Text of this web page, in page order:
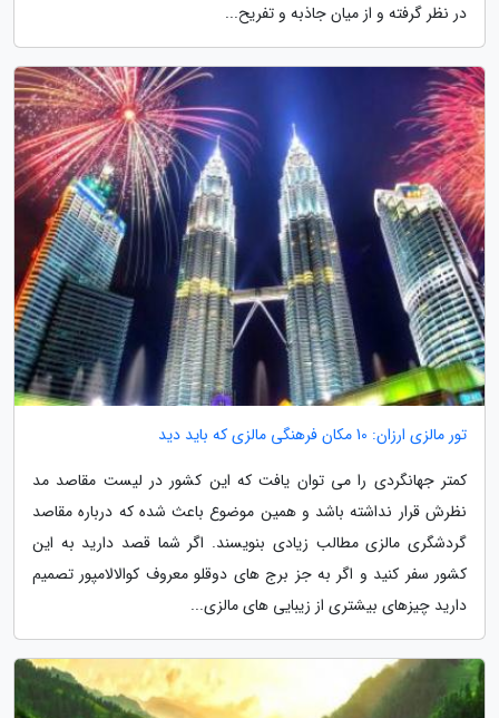
در نظر گرفته و از میان جاذبه و تفریح...
تور مالزی ارزان: 10 مکان فرهنگی مالزی که باید دید
کمتر جهانگردی را می توان یافت که این کشور در لیست مقاصد مد
نظرش قرار نداشته باشد و همین موضوع باعث شده که درباره مقاصد
گردشگری مالزی مطالب زیادی بنویسند. اگر شما قصد دارید به این
کشور سفر کنید و اگر به جز برج های دوقلو معروف کوالالامپور تصمیم
دارید چیزهای بیشتری از زیبایی های مالزی...